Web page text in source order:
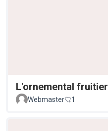
L'ornemental fruitier
Webmaster
1